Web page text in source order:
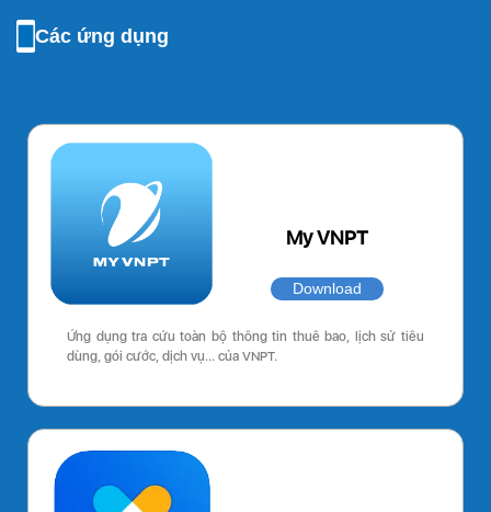
Các ứng dụng
My VNPT
Download
Ứng dụng tra cứu toàn bộ thông tin thuê bao, lịch sử tiêu
dùng, gói cước, dịch vụ… của VNPT.